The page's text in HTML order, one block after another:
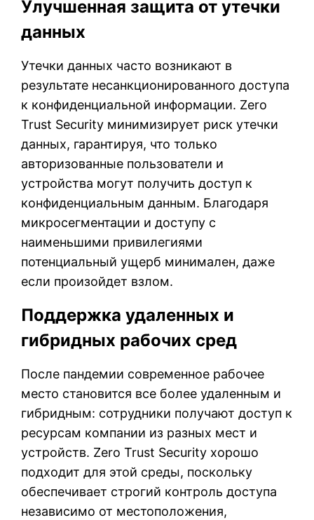
Улучшенная защита от утечки
данных
Утечки данных часто возникают в
результате несанкционированного доступа
к конфиденциальной информации. Zero
Trust Security минимизирует риск утечки
данных, гарантируя, что только
авторизованные пользователи и
устройства могут получить доступ к
конфиденциальным данным. Благодаря
микросегментации и доступу с
наименьшими привилегиями
потенциальный ущерб минимален, даже
если произойдет взлом.
Поддержка удаленных и
гибридных рабочих сред
После пандемии современное рабочее
место становится все более удаленным и
гибридным: сотрудники получают доступ к
ресурсам компании из разных мест и
устройств. Zero Trust Security хорошо
подходит для этой среды, поскольку
обеспечивает строгий контроль доступа
независимо от местоположения,